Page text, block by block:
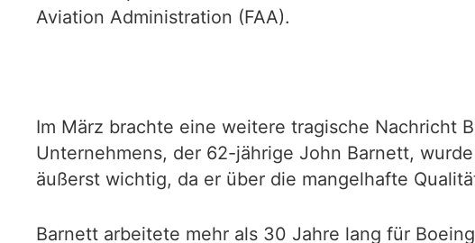
Aviation Administration (FAA).
Im März brachte eine weitere tragische Nachricht
Unternehmens, der 62-jährige John Barnett,
äußerst wichtig, da er über die mangelhafte
Barnett arbeitete mehr als 30 Jahre lang für